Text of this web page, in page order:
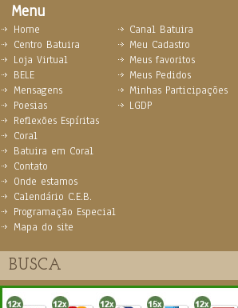
Menu
Home
Centro Batuira
Loja Virtual
BELE
Mensagens
Poesias
Reflexões Espíritas
Coral
Batuira em Coral
Contato
Onde estamos
Calendário C.E.B.
Programação Especial
Mapa do site
Canal Batuira
Meu Cadastro
Meus favoritos
Meus Pedidos
Minhas Participações
LGDP